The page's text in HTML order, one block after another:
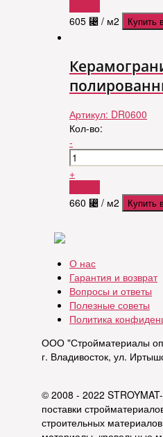
605 ⃄ / м2 Купить
Артикул: DR0600
Кол-во:
-
+
660 ⃄ / м2 Купить
О нас
Гарантия и возврат
Вопросы и ответы
Полезные советы
Политика
ООО "Стройматериалы
г. Владивосток, ул.
© 2008 - 2022
поставки
строительных